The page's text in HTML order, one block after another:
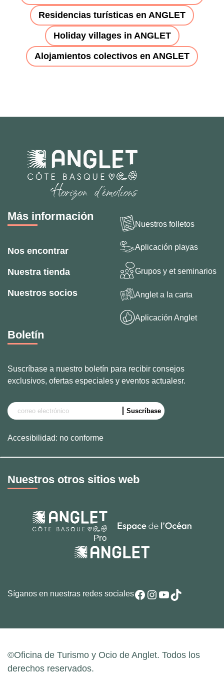
Residencias turísticas en ANGLET
Holiday villages in ANGLET
Alojamientos colectivos en ANGLET
Más información
Nos encontrar
Nuestra tienda
Nuestros socios
Nuestros folletos
Aplicación playas
Grupos y et seminarios
Anglet a la carta
Aplicación Anglet
Boletín
Suscríbase a nuestro boletín para recibir consejos
exclusivos, ofertas especiales y eventos actualesr.
Accesibilidad: no conforme
Nuestros otros sitios web
Síganos en nuestras redes socialesFacebook
Instagram
YouTube
TikTok
©Oficina de Turismo y Ocio de Anglet. Todos los
derechos reservados.